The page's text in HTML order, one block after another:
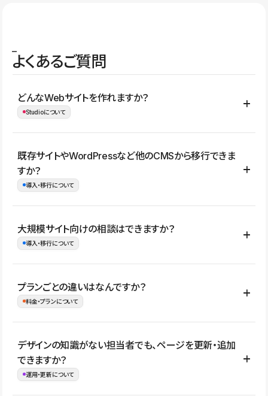
よくあるご質問
どんなWebサイトを作れますか？
Studioについて
コーポレートサイト、サービスサイト、LP、採用サイト、ブロ
グ・メディア、イベントサイト、店舗・商品紹介サイト、ポートフ
ォリオなど幅広く制作できます。
既存サイトやWordPressなど他のCMSから移行できま
すか？
導入・移行について
はい。既存サイトの構成やコンテンツ、URLを整理したうえで、
Studio上に再構築する形で移行できます。 WordPressの場合は、
イト全体のデザインや設定がそのまま移行されるわけではないた
め、移行後にページ構成やデザイン、CMS設計、URL・リダイレク
大規模サイト向けの相談はできますか？
導入・移行について
はい。アクセス規模が大きいサイトや、複数部門での運用、権限管
理、セキュリティ確認、既存システムとの連携など、個別の要件が
ない段階でも、お問い合わせください。
お問合せはこちら
プランごとの違いはなんですか？
料金・プランについて
公開ページ数、バージョン履歴の期間、CMS利用数の上限、権限
管理の有無などがプランごとに異なります。詳しくは料金プランペ
ージをご覧ください。
デザインの知識がない担当者でも、ページを更新・追加
できますか？
運用・更新について